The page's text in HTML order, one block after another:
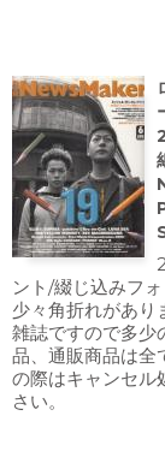
ント/綴じ込みフ
少々角折れがあり
雑誌ですので多少
品、通販商品は全
の際はキャンセル
さい。